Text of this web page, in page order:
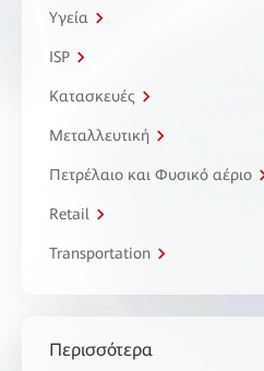
Υγεία
ISP
Κατασκευές
Μεταλλευτική
Πετρέλαιο και Φυσικό αέριο
Retail
Transportation
Περισσότερα